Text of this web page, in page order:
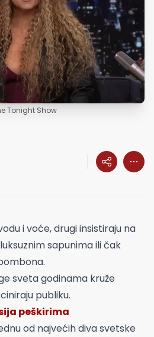
Tonight Show
i voće, drugi insistiraju na
sapunima ili čak
sveta godinama kruže
publiku.
peškirima
od najvećih diva svetske